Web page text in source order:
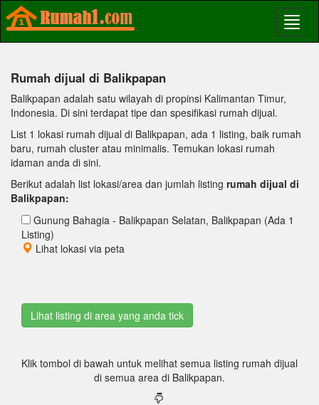
Rumah dijual di Balikpapan
Balikpapan adalah satu wilayah di propinsi Kalimantan Timur,
Indonesia. Di sini terdapat tipe dan spesifikasi rumah dijual.
List 1 lokasi rumah dijual di Balikpapan, ada 1 listing, baik rumah
baru, rumah cluster atau minimalis. Temukan lokasi rumah
idaman anda di sini.
Berikut adalah list lokasi/area dan jumlah listing rumah dijual di
Balikpapan:
Gunung Bahagia - Balikpapan Selatan, Balikpapan (Ada 1
Listing)
Lihat lokasi via peta
Klik tombol di bawah untuk melihat semua listing rumah dijual
di semua area di Balikpapan.